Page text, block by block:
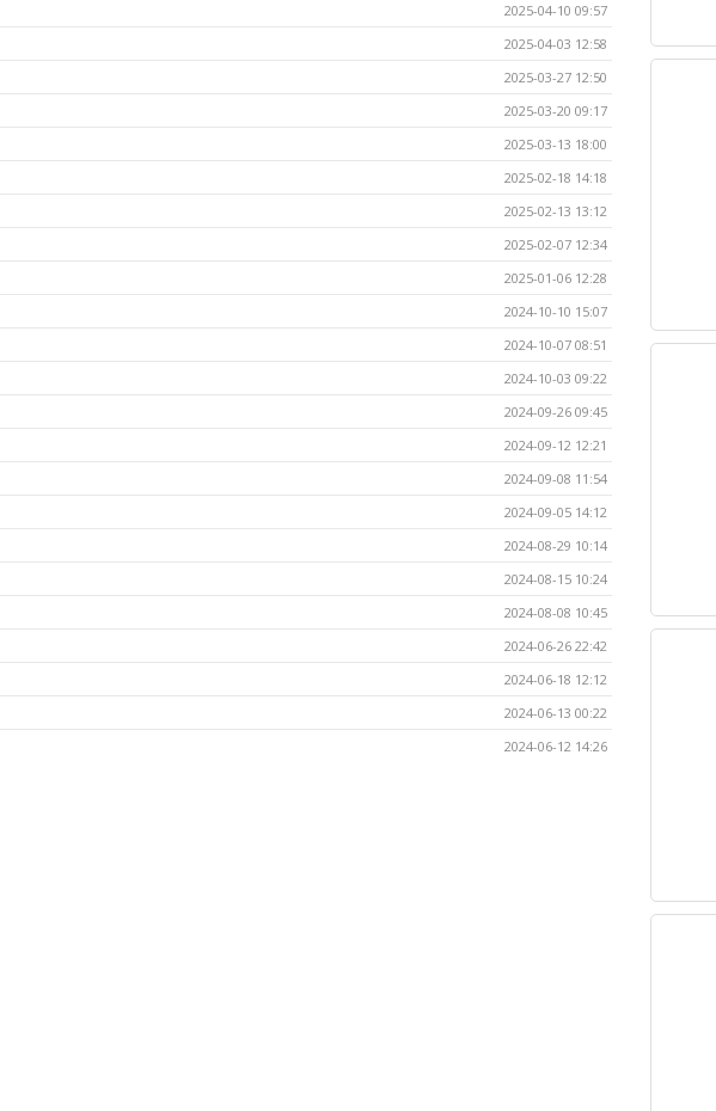
2025-04-10 09:57
2025-04-03 12:58
2025-03-27 12:50
2025-03-20 09:17
2025-03-13 18:00
2025-02-18 14:18
2025-02-13 13:12
2025-02-07 12:34
2025-01-06 12:28
2024-10-10 15:07
2024-10-07 08:51
2024-10-03 09:22
2024-09-26 09:45
2024-09-12 12:21
2024-09-08 11:54
2024-09-05 14:12
2024-08-29 10:14
2024-08-15 10:24
2024-08-08 10:45
2024-06-26 22:42
2024-06-18 12:12
2024-06-13 00:22
2024-06-12 14:26